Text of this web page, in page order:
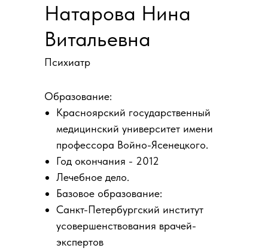
Психиатр
Образование:
Красноярский государственный
медицинский университет имени
профессора Войно-Ясенецкого.
Год окончания - 2012
Лечебное дело.
Базовое образование:
Санкт-Петербургский институт
усовершенствования врачей-
экспертов
Натарова Нина
Витальевна